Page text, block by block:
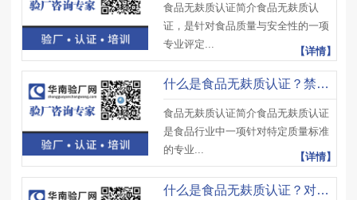
食品无麸质认证简介食品无麸质认
证，是针对食品质量与安全性的一项
专业评定...
【详情】
什么是食品无麸质认证？禁用清单具体有哪些原料？
食品无麸质认证简介食品无麸质认证
是食品行业中一项针对特定质量标准
的专业...
【详情】
什么是食品无麸质认证？对食品供应链有哪些具体要求？